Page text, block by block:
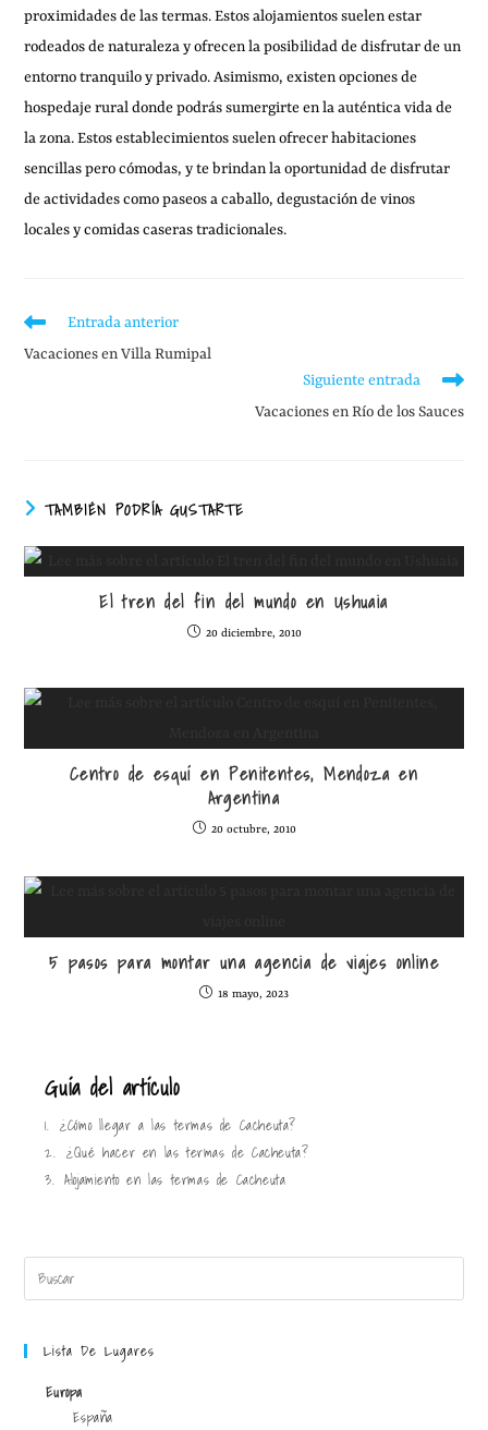
proximidades de las termas. Estos alojamientos suelen estar
rodeados de naturaleza y ofrecen la posibilidad de disfrutar de un
entorno tranquilo y privado. Asimismo, existen opciones de
hospedaje rural donde podrás sumergirte en la auténtica vida de
la zona. Estos establecimientos suelen ofrecer habitaciones
sencillas pero cómodas, y te brindan la oportunidad de disfrutar
de actividades como paseos a caballo, degustación de vinos
locales y comidas caseras tradicionales.
Entrada anterior
Vacaciones en Villa Rumipal
Siguiente entrada
Vacaciones en Río de los Sauces
TAMBIÉN PODRÍA GUSTARTE
El tren del fin del mundo en Ushuaia
20 diciembre, 2010
Centro de esquí en Penitentes, Mendoza en
Argentina
20 octubre, 2010
5 pasos para montar una agencia de viajes online
18 mayo, 2023
Guía del artículo
1. ¿Cómo llegar a las termas de Cacheuta?
2. ¿Qué hacer en las termas de Cacheuta?
3. Alojamiento en las termas de Cacheuta
Lista De Lugares
Europa
España